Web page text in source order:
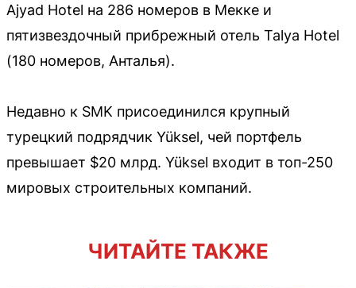
Ajyad Hotel на 286 номеров в Мекке и
пятизвездочный прибрежный отель Talya Hotel
(180 номеров, Анталья).
Недавно к SMK присоединился крупный
турецкий подрядчик Yüksel, чей портфель
превышает $20 млрд. Yüksel входит в топ-250
мировых строительных компаний.
ЧИТАЙТЕ ТАКЖЕ